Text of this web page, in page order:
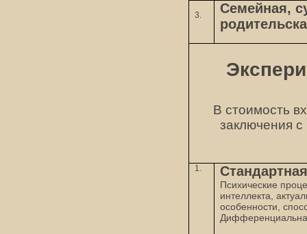
3.
Семейная,
В стоимость
заключения
1.
Психические
интеллекта,
особенности,